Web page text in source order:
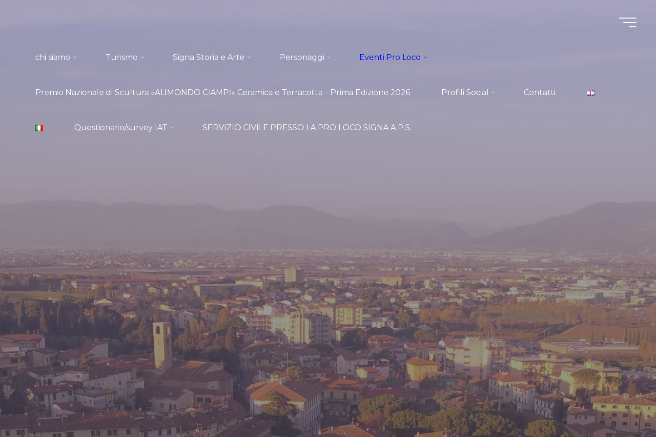
chi siamo Turismo Signa Storia e Arte Personaggi Eventi Pro Loco
Premio Nazionale di Scultura «ALIMONDO CIAMPI» Ceramica e Terracotta – Prima Edizione 2026 Profili Social Contatti
Questionario/survey IAT SERVIZIO CIVILE PRESSO LA PRO LOCO SIGNA A.P.S.